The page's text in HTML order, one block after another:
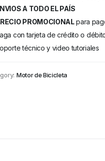
A TODO EL PAÍS
PROMOCIONALpara
con tarjeta de crédito o
técnico y video tutoriales
Motor de Bicicleta